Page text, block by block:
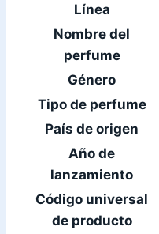
Línea
Nombre del
perfume
Género
Tipo de perfume
País de origen
Año de
lanzamiento
Código universal
de producto